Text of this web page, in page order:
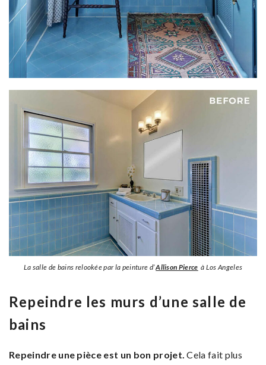
La salle de bains relookée par la peinture d’Allison Pierce à Los Angeles
Repeindre les murs d’une salle de
bains
Repeindre une pièce est un bon projet. Cela fait plus